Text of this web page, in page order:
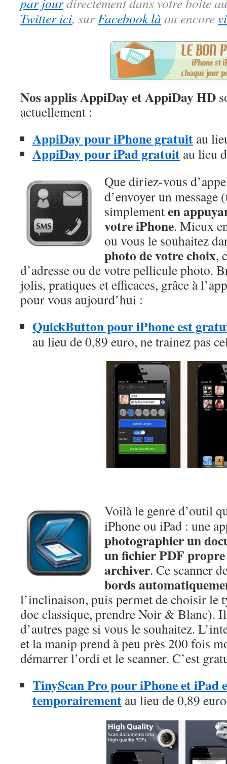
Twitter ici, surFacebook là ou encore
Nos applis AppiDay et AppiDay HD
actuellement :
AppiDay pour iPhone gratuit au
AppiDay pour iPad gratuit au lieu
Que diriez-vous
d’envoyer un message
simplementen
votre iPhone. Mieux
ou vous le souhaitez
photo de votre choix,
d’adresse ou de votre pellicule photo.
jolis, pratiques et efficaces, grâce à
pour vous aujourd’hui :
QuickButton pour iPhone est
au lieu de 0,89 euro, ne trainez pas
Voilà le genre d’outil
iPhone ou iPad : une
photographier un
un fichier PDF propre
archiver. Ce scanner
bords
l’inclinaison, puis permet de choisir le
doc classique, prendre Noir & Blanc). Il
d’autres page si vous le souhaitez.
et la manip prend à peu près 200 fois
démarrer l’ordi et le scanner. C’est
TinyScan Pro pour iPhone et iPad
temporairement au lieu de 0,89